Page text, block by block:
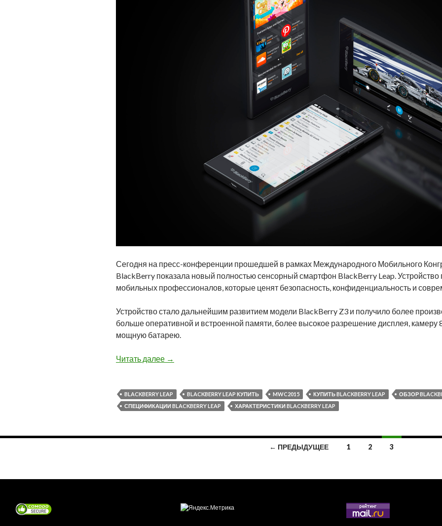
Сегодня на пресс-конференции прошедшей в рамках Международного Мобильного
BlackBerry показала новый полностью сенсорный смартфон BlackBerry Leap.
мобильных профессионалов, которые ценят безопасность, конфиденциальность и
Устройство стало дальнейшим развитием модели BlackBerry Z3 и получило более
больше оперативной и встроенной памяти, более высокое разрешение дисплея, камеру
мощную батарею.
Читать далее MWC2015: BlackBerry представила новый сенсорный смартфон BlackBerry
→
BLACKBERRY LEAP BLACKBERRY LEAP КУПИТЬ MWC2015 КУПИТЬ BLACKBERRY LEAP
ОБЗОР
СПЕЦИФИКАЦИИ BLACKBERRY LEAP
ХАРАКТЕРИСТИКИ BLACKBERRY LEAP
записям
← ПРЕДЫДУЩЕЕ 1 2 3